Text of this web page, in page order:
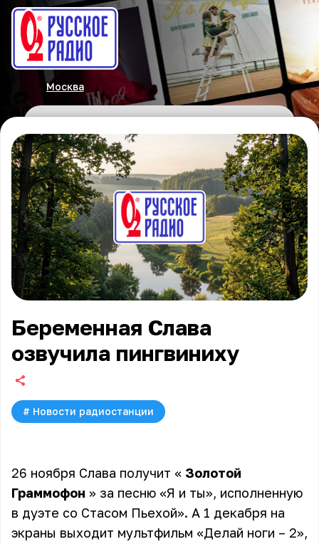
Москва
Беременная Слава
озвучила пингвиниху
# Новости радиостанции
26 ноября Слава получит « Золотой
Граммофон » за песню «Я и ты», исполненную
в дуэте со Стасом Пьехой». А 1 декабря на
экраны выходит мультфильм «Делай ноги – 2»,